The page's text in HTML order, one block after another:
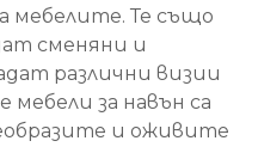
мебелите. Те също
сменяни и
различни визии
за навън са
и оживите